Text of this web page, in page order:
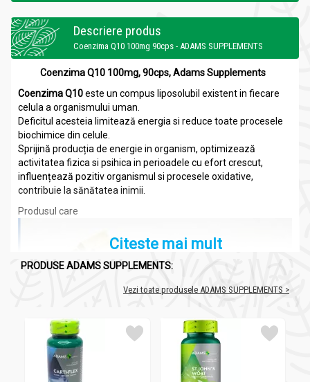
Descriere produs
Coenzima Q10 100mg 90cps - ADAMS SUPPLEMENTS
Coenzima Q10 100mg, 90cps, Adams Supplements
Coenzima Q10este un compus liposolubil existent in fiecare
celula a organismului uman.
Deficitul acesteia limitează energia si reduce toate procesele
biochimice din celule.
Sprijină producția de energie in organism, optimizează
activitatea fizica si psihica in perioadele cu efort crescut,
influențează pozitiv organismul si procesele oxidative,
contribuie la sănătatea inimii.
Produsul care
Citeste mai mult
PRODUSE ADAMS SUPPLEMENTS:
Vezi toate produsele ADAMS SUPPLEMENTS >